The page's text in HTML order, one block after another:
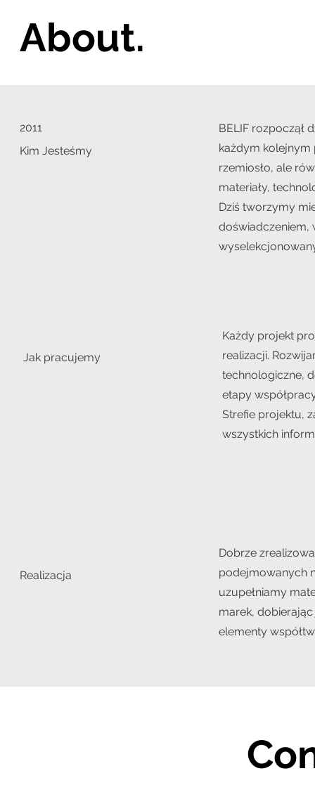
About.
2011
Kim Jesteśmy
BELIF rozpoczął
każdym kolejnym
rzemiosło, ale
materiały,
Dziś tworzymy
doświadczeniem,
Jak pracujemy
Każdy projekt
realizacji.
technologiczne,
etapy
Strefie projektu,
wszystkich
Realizacja
Dobrze
podejmowanych
uzupełniamy
marek,
elementy